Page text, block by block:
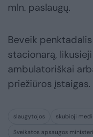
mln. paslaugų.
Beveik
stacionarą,
ambulatoriškai
priežiūros įstaigas.
slaugytojos
skubioji
Sveikatos apsaugos